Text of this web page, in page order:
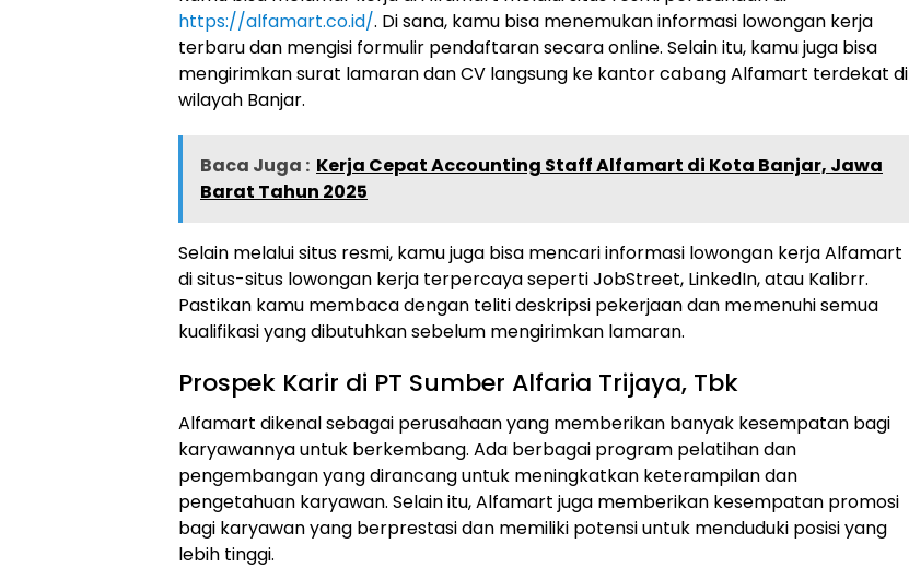
https://alfamart.co.id/. Di sana, kamu bisa menemukan informasi lowongan kerja
terbaru dan mengisi formulir pendaftaran secara online. Selain itu, kamu juga bisa
mengirimkan surat lamaran dan CV langsung ke kantor cabang Alfamart terdekat di
wilayah Banjar.
Baca Juga : Kerja Cepat Accounting Staff Alfamart di Kota Banjar, Jawa
Barat Tahun 2025
Selain melalui situs resmi, kamu juga bisa mencari informasi lowongan kerja Alfamart
di situs-situs lowongan kerja terpercaya seperti JobStreet, LinkedIn, atau Kalibrr.
Pastikan kamu membaca dengan teliti deskripsi pekerjaan dan memenuhi semua
kualifikasi yang dibutuhkan sebelum mengirimkan lamaran.
Prospek Karir di PT Sumber Alfaria Trijaya, Tbk
Alfamart dikenal sebagai perusahaan yang memberikan banyak kesempatan bagi
karyawannya untuk berkembang. Ada berbagai program pelatihan dan
pengembangan yang dirancang untuk meningkatkan keterampilan dan
pengetahuan karyawan. Selain itu, Alfamart juga memberikan kesempatan promosi
bagi karyawan yang berprestasi dan memiliki potensi untuk menduduki posisi yang
lebih tinggi.